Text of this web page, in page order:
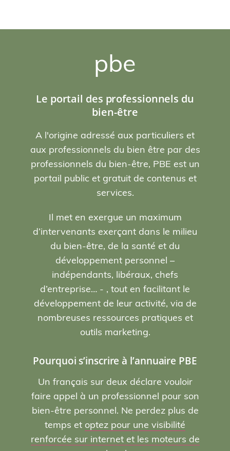
pbe
Le portail des professionnels du
bien-être
A l'origine adressé aux particuliers et
aux professionnels du bien être par des
professionnels du bien-être, PBE est un
portail public et gratuit de contenus et
services.
Il met en exergue un maximum
d’intervenants exerçant dans le milieu
du bien-être, de la santé et du
développement personnel –
indépendants, libéraux, chefs
d’entreprise… - , tout en facilitant le
développement de leur activité, via de
nombreuses ressources pratiques et
outils marketing.
Pourquoi s’inscrire à l’annuaire PBE
Un français sur deux déclare vouloir
faire appel à un professionnel pour son
bien-être personnel. Ne perdez plus de
temps et optez pour une visibilité
renforcée sur internet et les moteurs de